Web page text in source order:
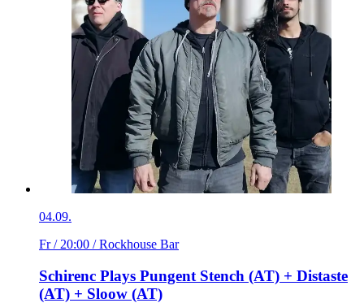
04.09.
Fr / 20:00 / Rockhouse Bar
Schirenc Plays Pungent Stench (AT) + Distaste
(AT) + Sloow (AT)